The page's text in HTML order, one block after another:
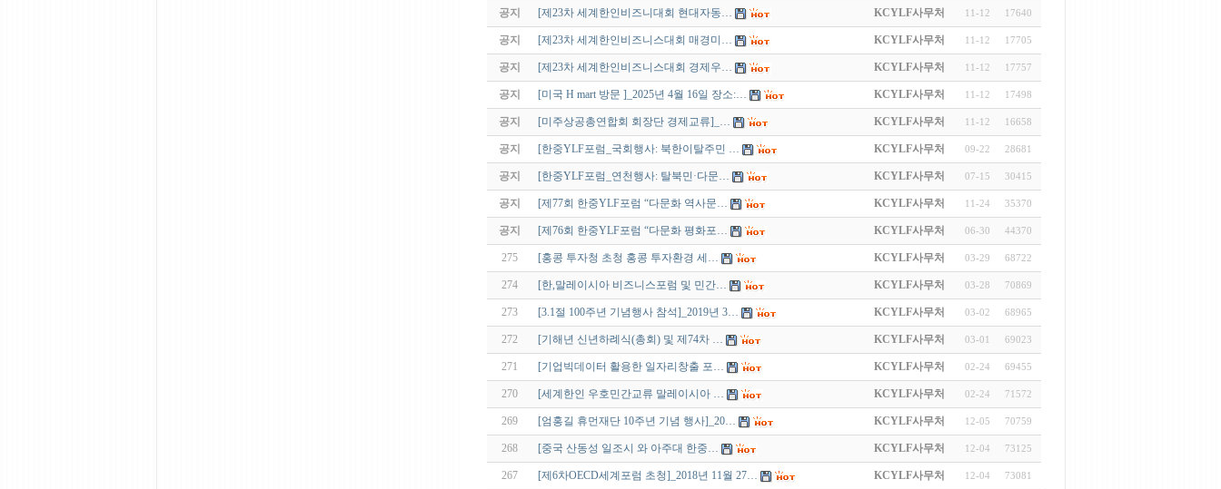
공지 [제23차 세계한인비즈니대회 현대자동… KCYLF사무처 11-12 17640
공지 [제23차 세계한인비즈니스대회 매경미… KCYLF사무처 11-12 17705
공지 [제23차 세계한인비즈니스대회 경제우… KCYLF사무처 11-12 17757
공지 [미국 H mart 방문 ]_2025년 4월 16일 장소:… KCYLF사무처 11-12 17498
공지 [미주상공총연합회 회장단 경제교류]_… KCYLF사무처 11-12 16658
공지 [한중YLF포럼_국회행사: 북한이탈주민 … KCYLF사무처 09-22 28681
공지 [한중YLF포럼_연천행사: 탈북민·다문… KCYLF사무처 07-15 30415
공지 [제77회 한중YLF포럼 “다문화 역사문… KCYLF사무처 11-24 35370
공지 [제76회 한중YLF포럼 “다문화 평화포… KCYLF사무처 06-30 44370
275 [홍콩 투자청 초청 홍콩 투자환경 세… KCYLF사무처 03-29 68722
274 [한,말레이시아 비즈니스포럼 및 민간… KCYLF사무처 03-28 70869
273 [3.1절 100주년 기념행사 참석]_2019년 3… KCYLF사무처 03-02 68965
272 [기해년 신년하례식(총회) 및 제74차 … KCYLF사무처 03-01 69023
271 [기업빅데이터 활용한 일자리창출 포… KCYLF사무처 02-24 69455
270 [세계한인 우호민간교류 말레이시아 … KCYLF사무처 02-24 71572
269 [엄홍길 휴먼재단 10주년 기념 행사]_20… KCYLF사무처 12-05 70759
268 [중국 산동성 일조시 와 아주대 한중… KCYLF사무처 12-04 73125
267 [제6차OECD세계포럼 초청]_2018년 11월 27… KCYLF사무처 12-04 73081